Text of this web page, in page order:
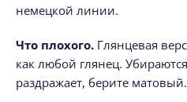
немецкой линии.
Что плохого. Глянцевая
как любой глянец.
раздражает, берите матовый.